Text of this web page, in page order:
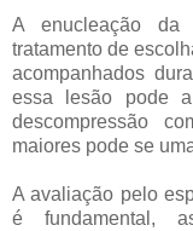
A enucleação
tratamento de
acompanhados
essa lesão pode
descompressão
maiores pode se
A avaliação pelo
é fundamental,